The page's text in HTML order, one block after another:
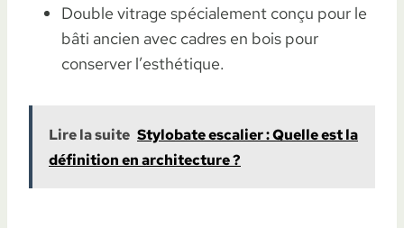
Double vitrage spécialement conçu pour le
bâti ancien avec cadres en bois pour
conserver l’esthétique.
Lire la suite Stylobate escalier : Quelle est la
définition en architecture ?